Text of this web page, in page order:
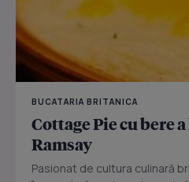
BUCATARIA BRITANICA
Cottage Pie cu bere
Ramsay
Pasionat de cultura culinară